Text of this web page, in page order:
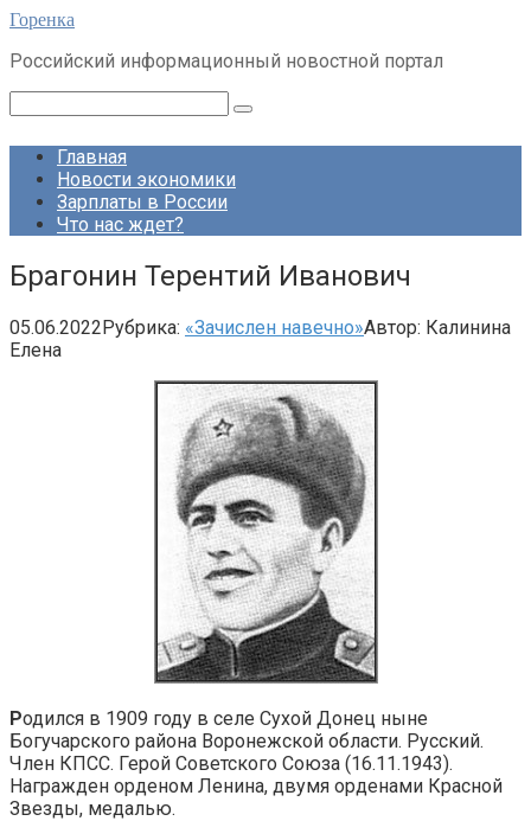
Перейти
контенту
Горенка
Российский информационный новостной портал
Главная
Новости экономики
Зарплаты в России
Что нас ждет?
Брагонин Терентий Иванович
05.06.2022Рубрика: «Зачислен навечно»Автор: Калинина
Елена
Родился в 1909 году в селе Сухой Донец ныне
Богучарского района Воронежской области. Русский.
Член КПСС. Герой Советского Союза (16.11.1943).
Награжден орденом Ленина, двумя орденами Красной
Звезды, медалью.